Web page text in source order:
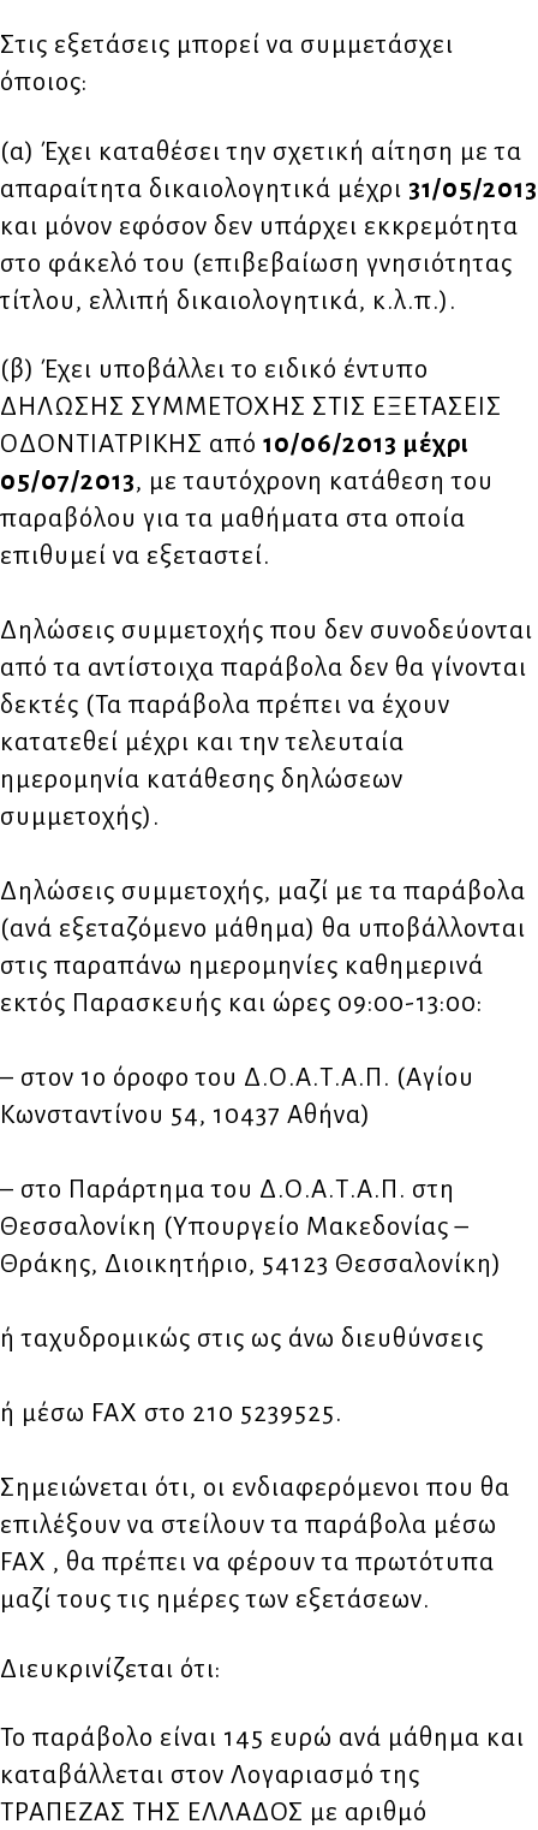
Στις εξετάσεις μπορεί να συμμετάσχει
όποιος:
(α) Έχει καταθέσει την σχετική αίτηση με τα
απαραίτητα δικαιολογητικά μέχρι 31/05/2013
και μόνον εφόσον δεν υπάρχει εκκρεμότητα
στο φάκελό του (επιβεβαίωση γνησιότητας
τίτλου, ελλιπή δικαιολογητικά, κ.λ.π.).
(β) Έχει υποβάλλει το ειδικό έντυπο
ΔΗΛΩΣΗΣ ΣΥΜΜΕΤΟΧΗΣ ΣΤΙΣ ΕΞΕΤΑΣΕΙΣ
ΟΔΟΝΤΙΑΤΡΙΚΗΣ από 10/06/2013 μέχρι
05/07/2013, με ταυτόχρονη κατάθεση του
παραβόλου για τα μαθήματα στα οποία
επιθυμεί να εξεταστεί.
Δηλώσεις συμμετοχής που δεν συνοδεύονται
από τα αντίστοιχα παράβολα δεν θα γίνονται
δεκτές (Τα παράβολα πρέπει να έχουν
κατατεθεί μέχρι και την τελευταία
ημερομηνία κατάθεσης δηλώσεων
συμμετοχής).
Δηλώσεις συμμετοχής, μαζί με τα παράβολα
(ανά εξεταζόμενο μάθημα) θα υποβάλλονται
στις παραπάνω ημερομηνίες καθημερινά
εκτός Παρασκευής και ώρες 09:00-13:00:
– στον 1ο όροφο του Δ.Ο.Α.Τ.Α.Π. (Αγίου
Κωνσταντίνου 54, 10437 Αθήνα)
– στο Παράρτημα του Δ.Ο.Α.Τ.Α.Π. στη
Θεσσαλονίκη (Υπουργείο Μακεδονίας –
Θράκης, Διοικητήριο, 54123 Θεσσαλονίκη)
ή ταχυδρομικώς στις ως άνω διευθύνσεις
ή μέσω FAX στο 210 5239525.
Σημειώνεται ότι, οι ενδιαφερόμενοι που θα
επιλέξουν να στείλουν τα παράβολα μέσω
FAX , θα πρέπει να φέρουν τα πρωτότυπα
μαζί τους τις ημέρες των εξετάσεων.
Διευκρινίζεται ότι:
Το παράβολο είναι 145 ευρώ ανά μάθημα και
καταβάλλεται στον Λογαριασμό της
ΤΡΑΠΕΖΑΣ ΤΗΣ ΕΛΛΑΔΟΣ με αριθμό